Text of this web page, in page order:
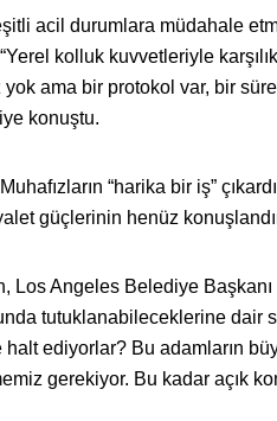
acil durumlara müdahale
kolluk kuvvetleriyle
ama bir protokol var, bir
konuştu.
“harika bir iş”
güçlerinin henüz
Los Angeles Belediye
tutuklanabileceklerine dair
ediyorlar? Bu adamların
gerekiyor. Bu kadar açık